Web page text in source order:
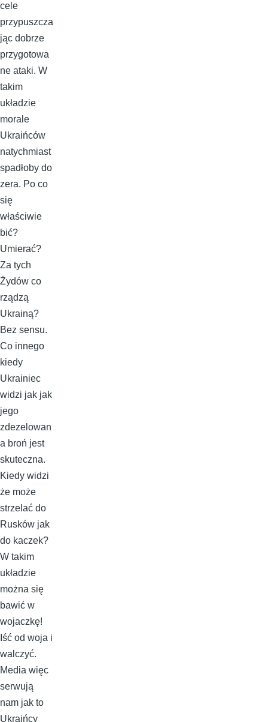
cele
przypuszcza
jąc dobrze
przygotowa
ne ataki. W
takim
układzie
morale
Ukraińców
natychmiast
spadłoby do
zera. Po co
się
właściwie
bić?
Umierać?
Za tych
Żydów co
rządzą
Ukrainą?
Bez sensu.
Co innego
kiedy
Ukrainiec
widzi jak jak
jego
zdezelowan
a broń jest
skuteczna.
Kiedy widzi
że może
strzelać do
Rusków jak
do kaczek?
W takim
układzie
można się
bawić w
wojaczkę!
Iść od woja i
walczyć.
Media więc
serwują
nam jak to
Ukraińcy